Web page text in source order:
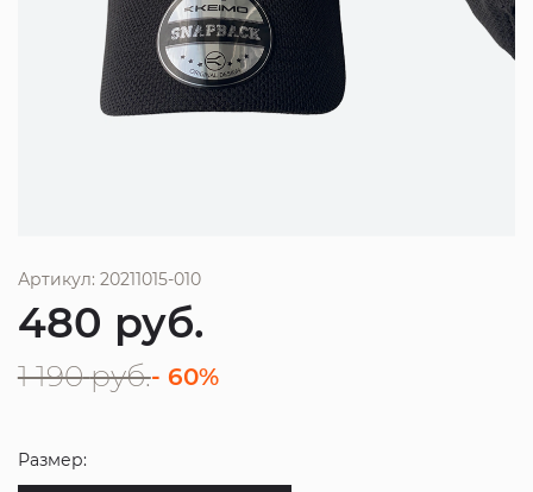
Артикул: 20211015-010
480 руб.
1 190 руб.- 60%
Размер: